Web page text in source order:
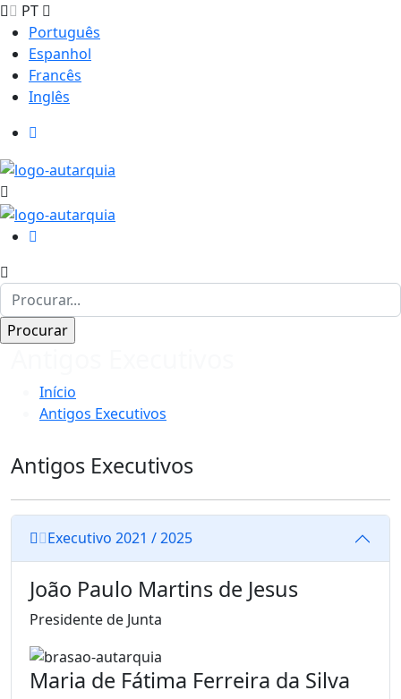
PT
Português
Espanhol
Francês
Inglês
Início
Antigos Executivos
Antigos Executivos
Executivo 2021 / 2025
João Paulo Martins de Jesus
Presidente de Junta
Maria de Fátima Ferreira da Silva